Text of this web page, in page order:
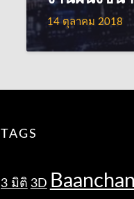
14 ตุลาคม 2018
TAGS
3 มิติ 3D